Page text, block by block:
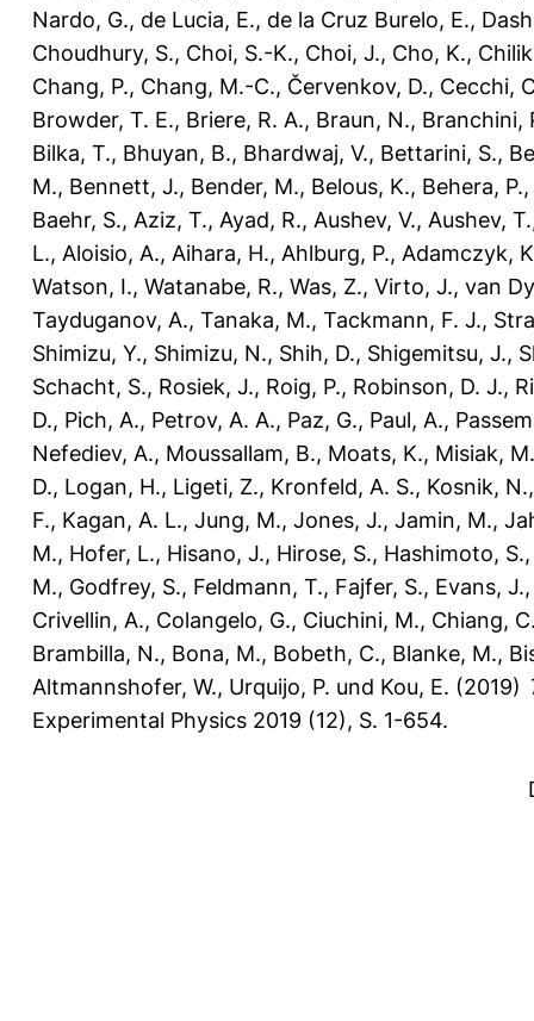
Nardo, G., de Lucia, E., de la Cruz Burelo, E.,
Choudhury, S., Choi, S.-K., Choi, J., Cho, K.,
Chang, P., Chang, M.-C., Červenkov, D., Cecchi,
Browder, T. E., Briere, R. A., Braun, N., Branchini,
Bilka, T., Bhuyan, B., Bhardwaj, V., Bettarini, S.,
M., Bennett, J., Bender, M., Belous, K., Behera, P.,
Baehr, S., Aziz, T., Ayad, R., Aushev, V., Aushev, T.
L., Aloisio, A., Aihara, H., Ahlburg, P., Adamczyk,
Watson, I., Watanabe, R., Was, Z., Virto, J., van
Tayduganov, A., Tanaka, M., Tackmann, F. J.,
Shimizu, Y., Shimizu, N., Shih, D., Shigemitsu, J.,
Schacht, S., Rosiek, J., Roig, P., Robinson, D. J.,
D., Pich, A., Petrov, A. A., Paz, G., Paul, A.,
Nefediev, A., Moussallam, B., Moats, K., Misiak, M.
D., Logan, H., Ligeti, Z., Kronfeld, A. S., Kosnik, N.
F., Kagan, A. L., Jung, M., Jones, J., Jamin, M.,
M., Hofer, L., Hisano, J., Hirose, S., Hashimoto, S.
M., Godfrey, S., Feldmann, T., Fajfer, S., Evans, J.
Crivellin, A., Colangelo, G., Ciuchini, M., Chiang,
Brambilla, N., Bona, M., Bobeth, C., Blanke, M.,
Altmannshofer, W., Urquijo, P. und Kou, E. (2019)
Experimental Physics 2019 (12), S. 1-654.